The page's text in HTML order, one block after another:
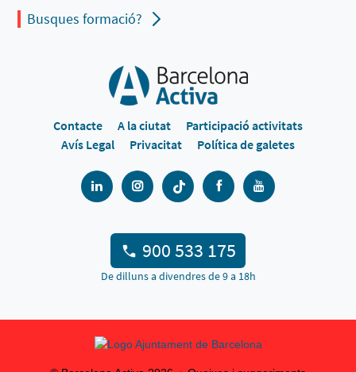
Busques formació?
Contacte A la ciutat
Participació activitats
Avís Legal
Privacitat Política de galetes
900 533 175
De dilluns a divendres de 9 a 18h